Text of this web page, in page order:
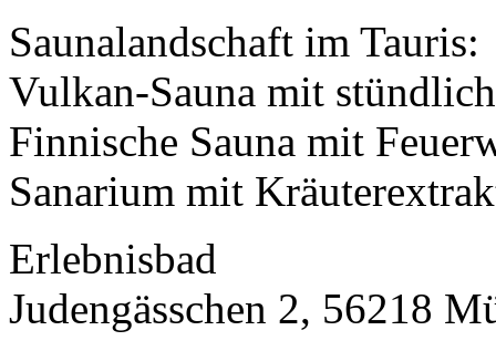
Saunalandschaft im Tauris:
Vulkan-Sauna mit
Finnische Sauna mit
Sanarium mit
Erlebnisbad
Judengässchen 2, 56218